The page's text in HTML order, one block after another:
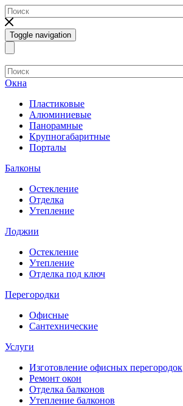
Toggle navigation
Окна
Пластиковые
Алюминиевые
Панорамные
Крупногабаритные
Порталы
Балконы
Остекление
Отделка
Утепление
Лоджии
Остекление
Утепление
Отделка под ключ
Перегородки
Офисные
Сантехнические
Услуги
Изготовление офисных перегородок
Ремонт окон
Отделка балконов
Утепление балконов